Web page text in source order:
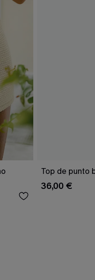
Top de punto
36,00 €